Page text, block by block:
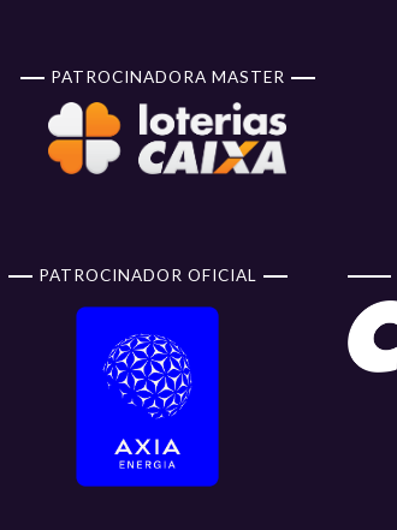
PATROCINADORA MASTER
PATROCINADOR OFICIAL